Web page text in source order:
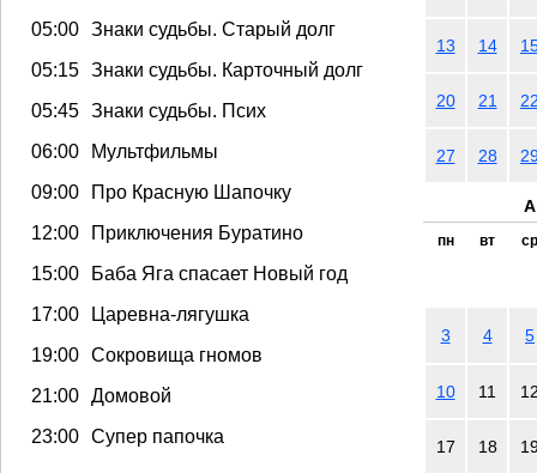
05:00 Знаки судьбы. Старый долг
05:15 Знаки судьбы. Карточный долг
05:45 Знаки судьбы. Псих
06:00
Мультфильмы
09:00
Про Красную Шапочку
12:00
Приключения Буратино
15:00
Баба Яга спасает Новый год
17:00
Царевна-лягушка
19:00 Сокровища гномов
21:00 Домовой
23:00 Супер папочка
13 14
20 21
27 28
пн вт ср
3 4 5
10 11
17 18